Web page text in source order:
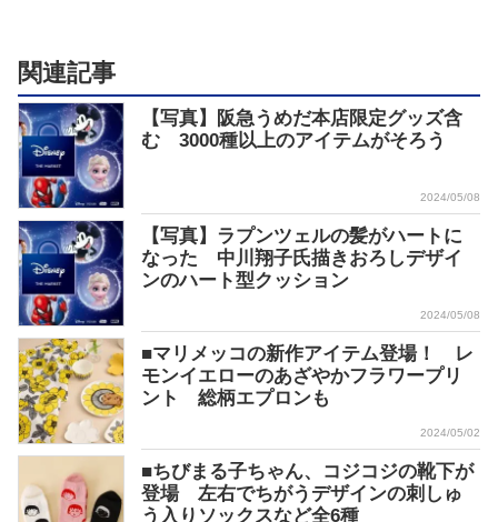
関連記事
【写真】阪急うめだ本店限定グッズ含
む 3000種以上のアイテムがそろう
2024/05/08
【写真】ラプンツェルの髪がハートに
なった 中川翔子氏描きおろしデザイ
ンのハート型クッション
2024/05/08
■マリメッコの新作アイテム登場！ レ
モンイエローのあざやかフラワープリ
ント 総柄エプロンも
2024/05/02
■ちびまる子ちゃん、コジコジの靴下が
登場 左右でちがうデザインの刺しゅ
う入りソックスなど全6種